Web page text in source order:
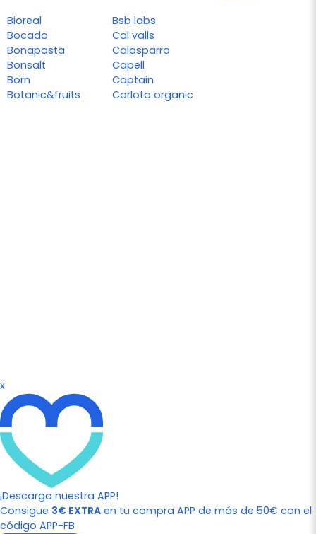
Bioreal
Bocado
Bonapasta
Bonsalt
Born
Botanic&fruits
Bsb labs
Cal valls
Calasparra
Capell
Captain
Carlota organic
x
¡Descarga nuestra APP!
Consigue 3€ EXTRA en tu compra APP de más de 50€ con el
código APP-FB